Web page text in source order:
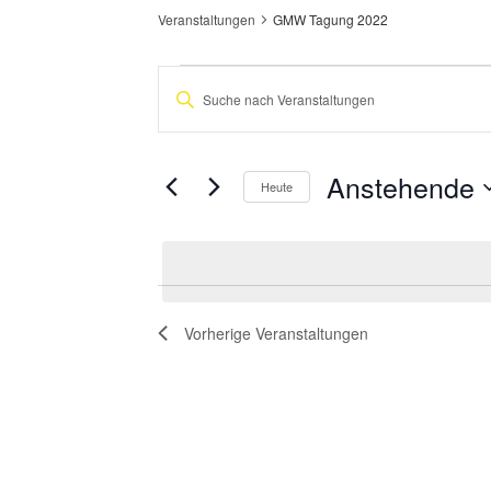
Veranstaltungen GMW Tagung 2022
Veranstaltungen
Veranstaltungen
Suche
Ansichten,
Bitte
Schlüsselwort
eingeben.
nach
Veranstaltungen
Heute Anstehende
Vorherige Veranstaltungen